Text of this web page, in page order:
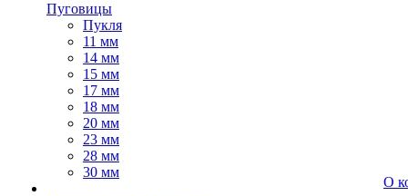
Пуговицы
Пукля
11 мм
14 мм
15 мм
17 мм
18 мм
20 мм
23 мм
28 мм
30 мм
О